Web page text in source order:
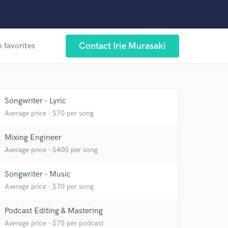
favorites Contact Irie Murasaki
Songwriter - Lyric
Average price - $70 per song
Mixing Engineer
Average price - $400 per song
Songwriter - Music
Average price - $70 per song
Podcast Editing & Mastering
Average price - $75 per podcast